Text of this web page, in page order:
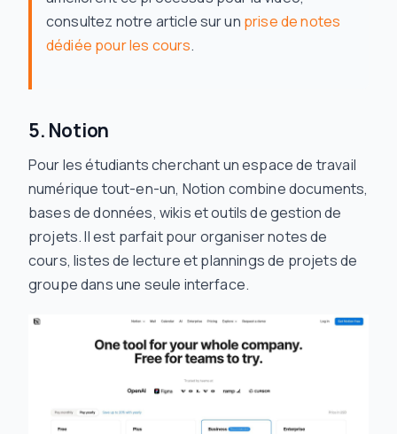
consultez notre article sur un prise de notes
dédiée pour les cours.
5. Notion
Pour les étudiants cherchant un espace de travail
numérique tout-en-un, Notion combine documents,
bases de données, wikis et outils de gestion de
projets. Il est parfait pour organiser notes de
cours, listes de lecture et plannings de projets de
groupe dans une seule interface.